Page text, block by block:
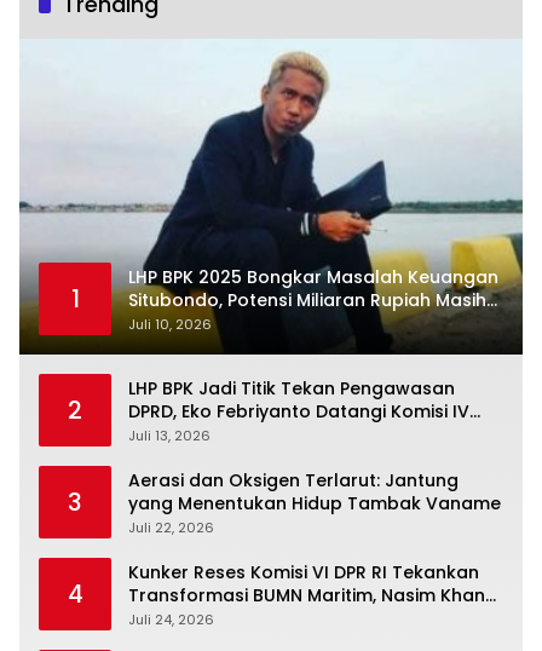
1
LHP BPK 2025 Bongkar Masalah Keuangan
Situbondo, Potensi Miliaran Rupiah Masih
Belum Terkelola
Juli 10, 2026
2
LHP BPK Jadi Titik Tekan Pengawasan
DPRD, Eko Febriyanto Datangi Komisi IV
dan Ajak Dewan Kembali Berpijak pada
Juli 13, 2026
3
Aerasi dan Oksigen Terlarut: Jantung
yang Menentukan Hidup Tambak Vaname
Juli 22, 2026
4
Kunker Reses Komisi VI DPR RI Tekankan
Transformasi BUMN Maritim, Nasim Khan
Kawal Penguatan Sektor Laut
Juli 24, 2026